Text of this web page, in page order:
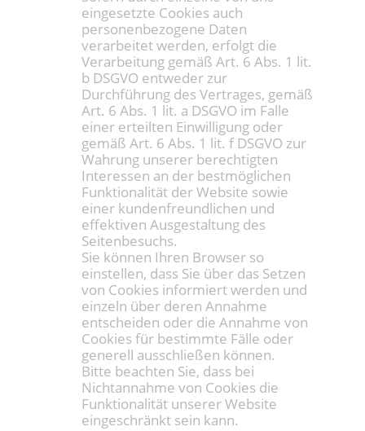
eingesetzte Cookies auch
personenbezogene Daten
verarbeitet werden, erfolgt die
Verarbeitung gemäß Art. 6 Abs. 1 lit.
b DSGVO entweder zur
Durchführung des Vertrages, gemäß
Art. 6 Abs. 1 lit. a DSGVO im Falle
einer erteilten Einwilligung oder
gemäß Art. 6 Abs. 1 lit. f DSGVO zur
Wahrung unserer berechtigten
Interessen an der bestmöglichen
Funktionalität der Website sowie
einer kundenfreundlichen und
effektiven Ausgestaltung des
Seitenbesuchs.
Sie können Ihren Browser so
einstellen, dass Sie über das Setzen
von Cookies informiert werden und
einzeln über deren Annahme
entscheiden oder die Annahme von
Cookies für bestimmte Fälle oder
generell ausschließen können.
Bitte beachten Sie, dass bei
Nichtannahme von Cookies die
Funktionalität unserer Website
eingeschränkt sein kann.